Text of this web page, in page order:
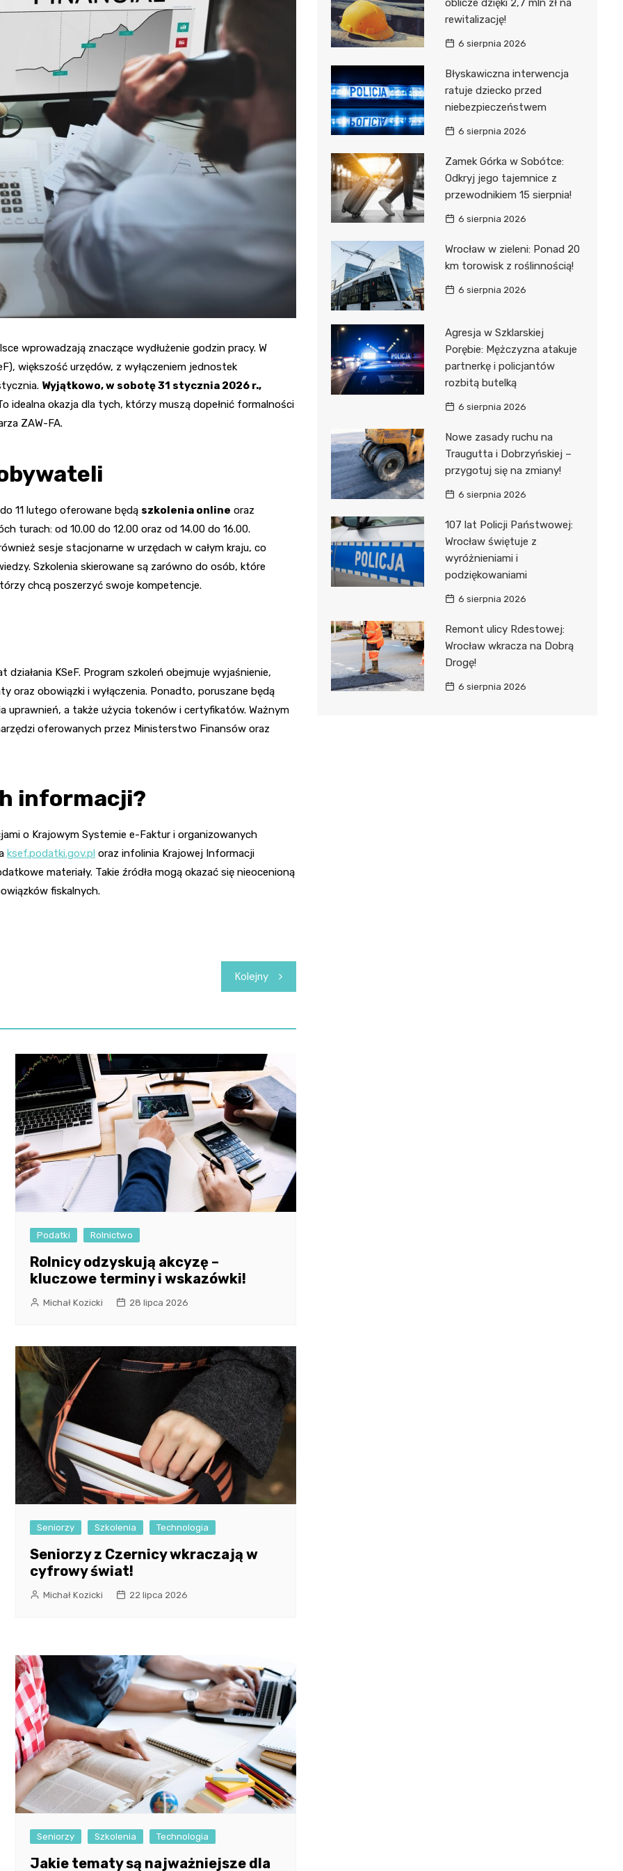
Fryzjer
Kino
Poczta
wprowadzają znaczące wydłużenie godzin pracy. W
większość urzędów, z wyłączeniem jednostek
Wyjątkowo, w sobotę 31 stycznia 2026 r.,
idealna okazja dla tych, którzy muszą dopełnić formalności
ZAW-FA.
11 lutego oferowane będą szkolenia online oraz
turach: od 10.00 do 12.00 oraz od 14.00 do 16.00.
sesje stacjonarne w urzędach w całym kraju, co
Szkolenia skierowane są zarówno do osób, które
chcą poszerzyć swoje kompetencje.
KSeF. Program szkoleń obejmuje wyjaśnienie,
oraz obowiązki i wyłączenia. Ponadto, poruszane będą
uprawnień, a także użycia tokenów i certyfikatów. Ważnym
oferowanych przez Ministerstwo Finansów oraz
informacji?
o Krajowym Systemie e-Faktur i organizowanych
ksef.podatki.gov.pl oraz infolinia Krajowej Informacji
materiały. Takie źródła mogą okazać się nieocenioną
fiskalnych.
Kolejny
Podatki Rolnictwo
Rolnicy odzyskują akcyzę –
kluczowe terminy i wskazówki!
Michał Kozicki 28 lipca 2026
Seniorzy Szkolenia Technologia
Seniorzy z Czernicy wkraczają w
cyfrowy świat!
Michał Kozicki 22 lipca 2026
Seniorzy Szkolenia Technologia
Jakie tematy są najważniejsze dla
oblicze dzięki 2,7 mln zł na
rewitalizację!
6 sierpnia 2026
Błyskawiczna interwencja
ratuje dziecko przed
niebezpieczeństwem
6 sierpnia 2026
Zamek Górka w Sobótce:
Odkryj jego tajemnice z
przewodnikiem 15 sierpnia!
6 sierpnia 2026
Wrocław w zieleni: Ponad 20
km torowisk z roślinnością!
6 sierpnia 2026
Agresja w Szklarskiej
Porębie: Mężczyzna atakuje
partnerkę i policjantów
rozbitą butelką
6 sierpnia 2026
Nowe zasady ruchu na
Traugutta i Dobrzyńskiej –
przygotuj się na zmiany!
6 sierpnia 2026
107 lat Policji Państwowej:
Wrocław świętuje z
wyróżnieniami i
podziękowaniami
6 sierpnia 2026
Remont ulicy Rdestowej:
Wrocław wkracza na Dobrą
Drogę!
6 sierpnia 2026